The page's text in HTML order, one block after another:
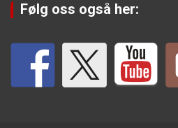
Følg oss også her: